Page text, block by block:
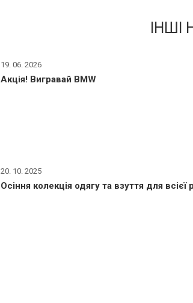
19. 06. 2026
Акція! Вигравай BMW
20. 10. 2025
Осіння колекція одягу та взуття для всієї